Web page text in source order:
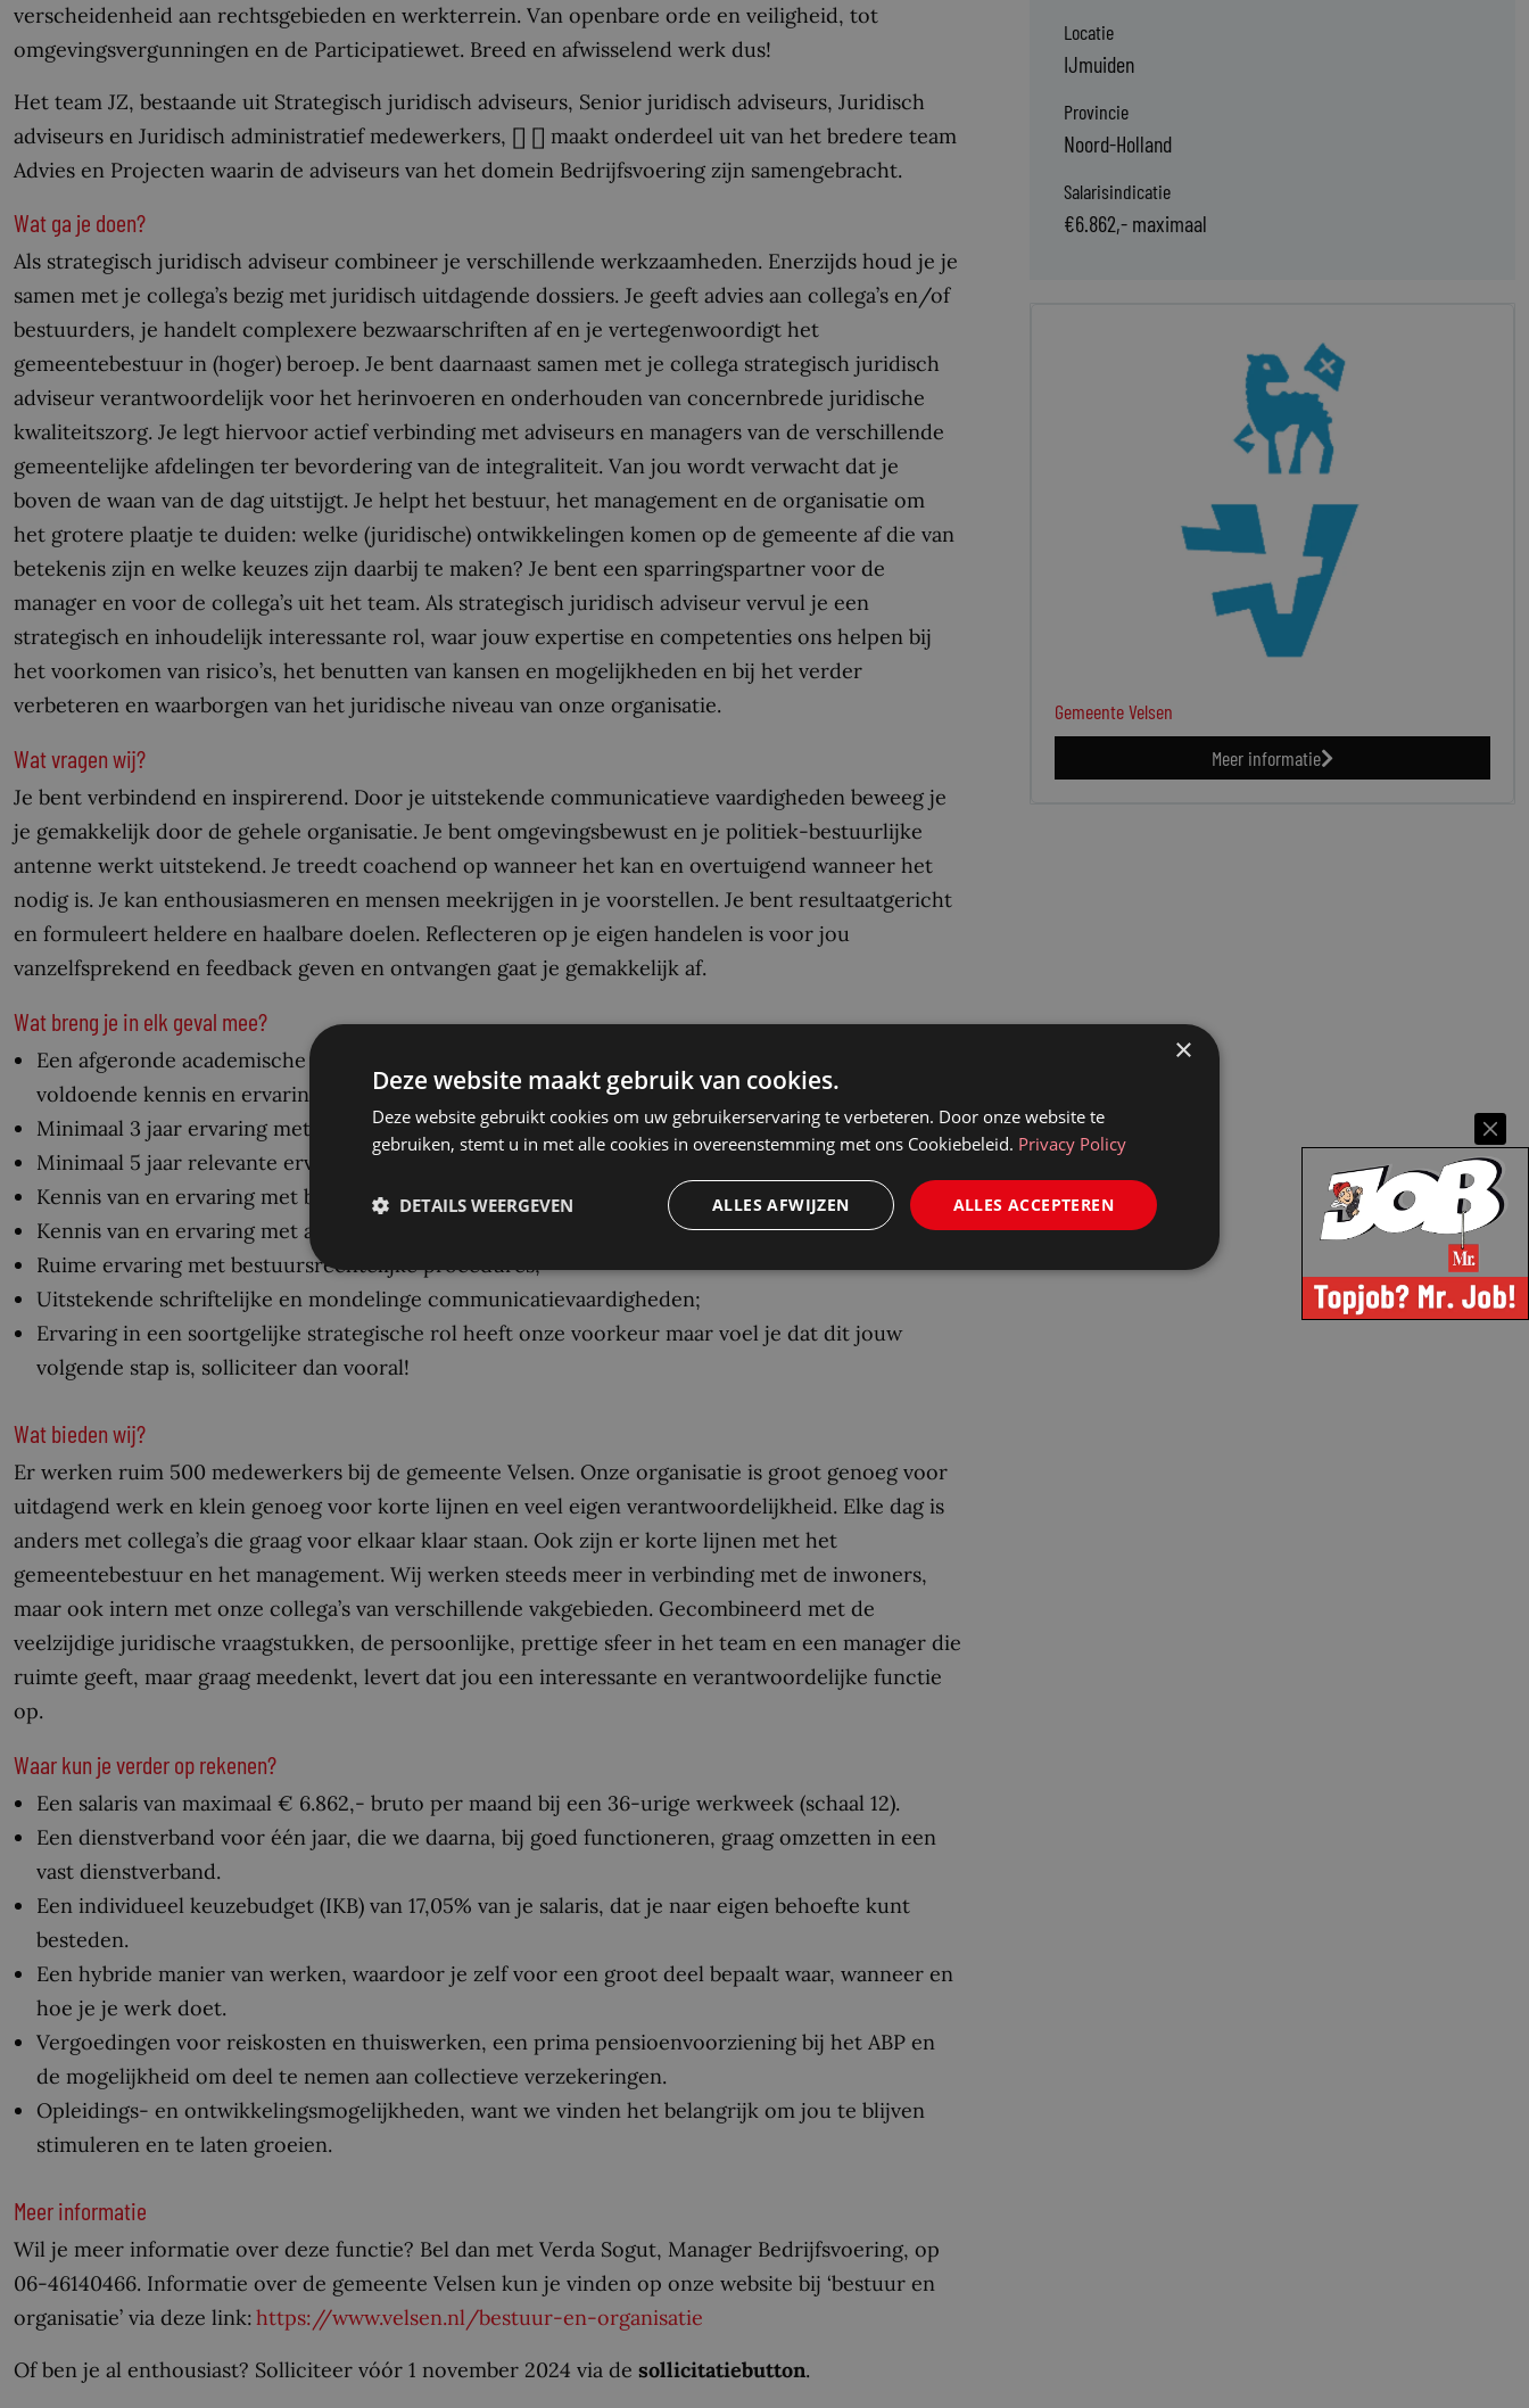
verscheidenheid aan rechtsgebieden en werkterrein. Van openbare orde en veiligheid, tot
omgevingsvergunningen en de Participatiewet. Breed en afwisselend werk dus!
Het team JZ, bestaande uit Strategisch juridisch adviseurs, Senior juridisch adviseurs, Juridisch
adviseurs en Juridisch administratief medewerkers, [] [] maakt onderdeel uit van het bredere team
Advies en Projecten waarin de adviseurs van het domein Bedrijfsvoering zijn samengebracht.
Wat ga je doen?
Als strategisch juridisch adviseur combineer je verschillende werkzaamheden. Enerzijds houd je je
samen met je collega’s bezig met juridisch uitdagende dossiers. Je geeft advies aan collega’s en/of
bestuurders, je handelt complexere bezwaarschriften af en je vertegenwoordigt het
gemeentebestuur in (hoger) beroep. Je bent daarnaast samen met je collega strategisch juridisch
adviseur verantwoordelijk voor het herinvoeren en onderhouden van concernbrede juridische
kwaliteitszorg. Je legt hiervoor actief verbinding met adviseurs en managers van de verschillende
gemeentelijke afdelingen ter bevordering van de integraliteit. Van jou wordt verwacht dat je
boven de waan van de dag uitstijgt. Je helpt het bestuur, het management en de organisatie om
het grotere plaatje te duiden: welke (juridische) ontwikkelingen komen op de gemeente af die van
betekenis zijn en welke keuzes zijn daarbij te maken? Je bent een sparringspartner voor de
manager en voor de collega’s uit het team. Als strategisch juridisch adviseur vervul je een
strategisch en inhoudelijk interessante rol, waar jouw expertise en competenties ons helpen bij
het voorkomen van risico’s, het benutten van kansen en mogelijkheden en bij het verder
verbeteren en waarborgen van het juridische niveau van onze organisatie.
Wat vragen wij?
Je bent verbindend en inspirerend. Door je uitstekende communicatieve vaardigheden beweeg je
je gemakkelijk door de gehele organisatie. Je bent omgevingsbewust en je politiek-bestuurlijke
antenne werkt uitstekend. Je treedt coachend op wanneer het kan en overtuigend wanneer het
nodig is. Je kan enthousiasmeren en mensen meekrijgen in je voorstellen. Je bent resultaatgericht
en formuleert heldere en haalbare doelen. Reflecteren op je eigen handelen is voor jou
vanzelfsprekend en feedback geven en ontvangen gaat je gemakkelijk af.
Wat breng je in elk geval mee?
Een afgeronde academische opleiding, bij voorkeur rechten. Maar heb jij een HBO opleiding en
voldoende kennis en ervaring om invulling te geven aan deze rol? Solliciteer dan vooral;
Minimaal 3 jaar ervaring met strategisch adviseren in een politiek-bestuurlijke context;
Minimaal 5 jaar relevante ervaring met juridische advisering;
Kennis van en ervaring met bestuurs- en/of privaatrecht;
Kennis van en ervaring met aanbestedings- en/of contractenrecht is een pré;
Ruime ervaring met bestuursrechtelijke procedures;
Uitstekende schriftelijke en mondelinge communicatievaardigheden;
Ervaring in een soortgelijke strategische rol heeft onze voorkeur maar voel je dat dit jouw
volgende stap is, solliciteer dan vooral!
Wat bieden wij?
Er werken ruim 500 medewerkers bij de gemeente Velsen. Onze organisatie is groot genoeg voor
uitdagend werk en klein genoeg voor korte lijnen en veel eigen verantwoordelijkheid. Elke dag is
anders met collega’s die graag voor elkaar klaar staan. Ook zijn er korte lijnen met het
gemeentebestuur en het management. Wij werken steeds meer in verbinding met de inwoners,
maar ook intern met onze collega’s van verschillende vakgebieden. Gecombineerd met de
veelzijdige juridische vraagstukken, de persoonlijke, prettige sfeer in het team en een manager die
ruimte geeft, maar graag meedenkt, levert dat jou een interessante en verantwoordelijke functie
op.
Waar kun je verder op rekenen?
Een salaris van maximaal € 6.862,- bruto per maand bij een 36-urige werkweek (schaal 12).
Een dienstverband voor één jaar, die we daarna, bij goed functioneren, graag omzetten in een
vast dienstverband.
Een individueel keuzebudget (IKB) van 17,05% van je salaris, dat je naar eigen behoefte kunt
besteden.
Een hybride manier van werken, waardoor je zelf voor een groot deel bepaalt waar, wanneer en
hoe je je werk doet.
Vergoedingen voor reiskosten en thuiswerken, een prima pensioenvoorziening bij het ABP en
de mogelijkheid om deel te nemen aan collectieve verzekeringen.
Opleidings- en ontwikkelingsmogelijkheden, want we vinden het belangrijk om jou te blijven
stimuleren en te laten groeien.
Meer informatie
Wil je meer informatie over deze functie? Bel dan met Verda Sogut, Manager Bedrijfsvoering, op
06-46140466. Informatie over de gemeente Velsen kun je vinden op onze website bij ‘bestuur en
organisatie’ via deze link:https://www.velsen.nl/bestuur-en-organisatie
Of ben je al enthousiast? Solliciteer vóór 1 november 2024 via de sollicitatiebutton.
Locatie
IJmuiden
Provincie
Noord-Holland
Salarisindicatie
€6.862,- maximaal
Gemeente Velsen
Meer informatie
×
Deze website maakt gebruik van cookies.
Deze website gebruikt cookies om uw gebruikerservaring te verbeteren. Door onze website te
gebruiken, stemt u in met alle cookies in overeenstemming met ons Cookiebeleid. Privacy Policy
ALLES ACCEPTEREN
ALLES AFWIJZEN
DETAILS WEERGEVEN